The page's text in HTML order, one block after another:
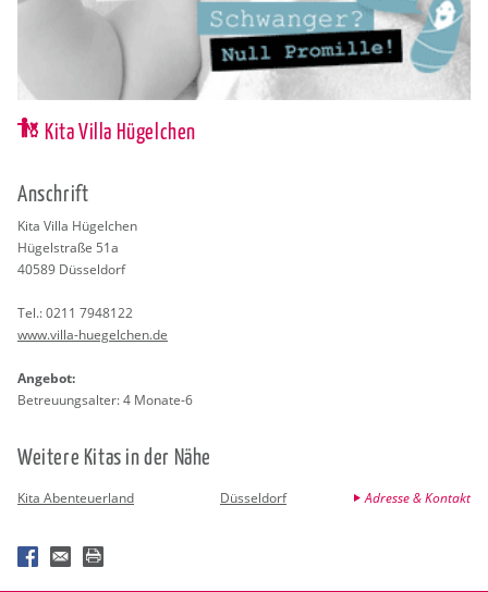
Kita Villa Hügelchen
An­schrift
Kita Villa Hü­gel­chen
Hü­gel­stra­ße 51a
40589 Düs­sel­dorf
Tel.:0211 7948122
www.​villa-​huegelchen.​de
An­ge­bot:
Be­treu­ungs­al­ter: 4 Mo­na­te-6
Wei­te­re Kitas in der Nähe
Kita Abenteuerland Düsseldorf Adresse & Kontakt